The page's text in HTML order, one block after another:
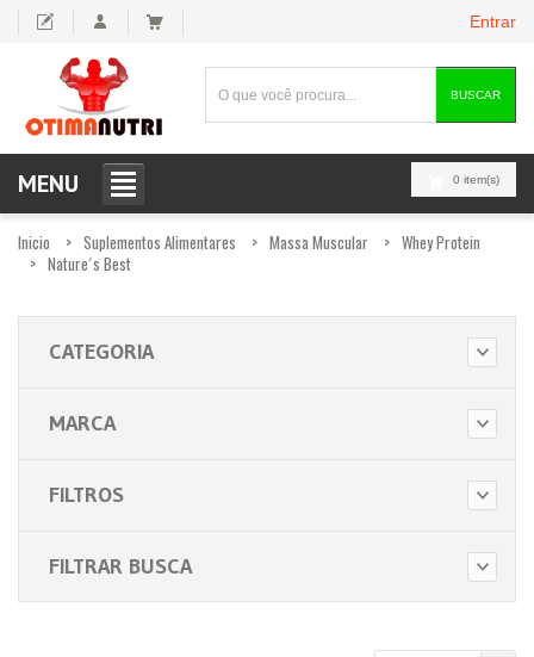
Entrar
BUSCAR
0 item(s)
MENU
Inicio Suplementos Alimentares Massa Muscular
Whey Protein
Nature´s Best
CATEGORIA
MARCA
FILTROS
FILTRAR BUSCA